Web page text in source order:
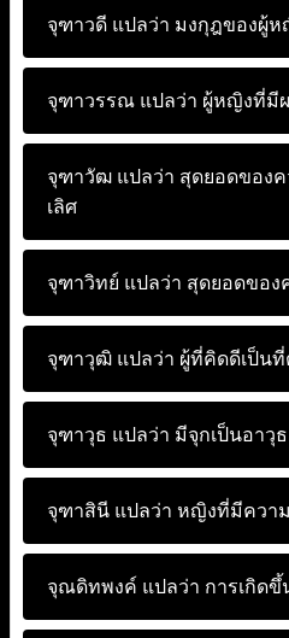
จุฑาวดี แปลว่า มงกุฎของผู้ห
จุฑาวรรณ แปลว่า ผู้หญิงที่มี
จุฑาวัฒ แปลว่า สุดยอดของ
เลิศ
จุฑาวิทย์ แปลว่า สุดยอดของ
จุฑาวุฒิ แปลว่า ผู้ที่คิดดีเป็นที่
จุฑาวุธ แปลว่า มีจุกเป็นอาวุธ
จุฑาสินี แปลว่า หญิงที่มีความ
จุณดิทพงค์ แปลว่า การเกิดขึ้